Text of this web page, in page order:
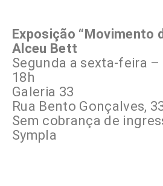
Exposição “Movimento
Alceu Bett
Segunda a sexta-feira –
18h
Galeria 33
Rua Bento Gonçalves,
Sem cobrança de
Sympla